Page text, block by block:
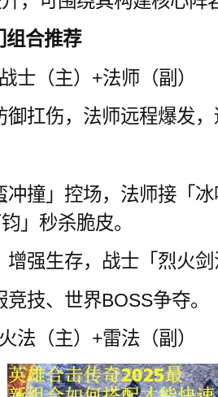
组合推荐
士（主）+法师（副）
御扛伤，法师远程爆发
冲撞」控场，法师接「
」秒杀脆皮。
增强生存，战士「烈火
技、世界BOSS争夺。
法（主）+雷法（副）